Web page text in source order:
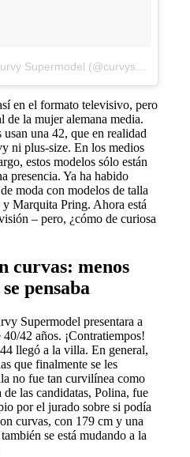
en el formato televisivo, pero
de la mujer alemana media.
una 42, que en realidad
ni plus-size. En los medios
estos modelos sólo están
presencia. Ya ha habido
moda con modelos de talla
y Marquita Pring. Ahora está
– pero, ¿cómo de curiosa
curvas: menos
pensaba
Supermodel presentara a
42 años. ¡Contratiempos!
llegó a la villa. En general,
que finalmente se les
no fue tan curvilínea como
las candidatas, Polina, fue
por el jurado sobre si podía
curvas, con 179 cm y una
se está mudando a la